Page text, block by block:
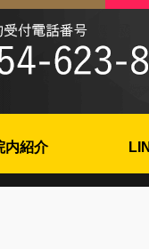
内紹介